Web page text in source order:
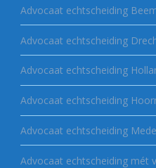
Advocaat echtscheiding
Advocaat echtscheiding
Advocaat echtscheiding
Advocaat echtscheiding
Advocaat echtscheiding
Advocaat echtscheiding mét